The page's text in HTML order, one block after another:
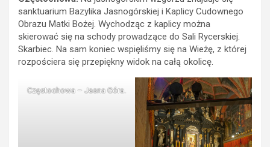
sanktuarium Bazylika Jasnogórskiej i Kaplicy Cudownego
Obrazu Matki Bożej. Wychodząc z kaplicy można
skierować się na schody prowadzące do Sali Rycerskiej.
Skarbiec. Na sam koniec wspięliśmy się na Wieżę, z której
rozpościera się przepiękny widok na całą okolicę.
Częstochowa – Jasna Góra.